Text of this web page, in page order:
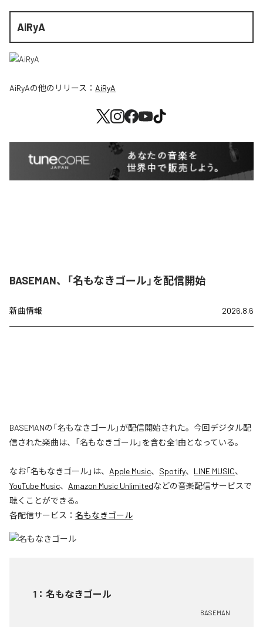
AiRyA
AiRyAの他のリリース： AiRyA
BASEMAN、「名もなきゴール」を配信開始
新曲情報 2026.8.6
BASEMANの「名もなきゴール」が配信開始された。今回デジタル配
信された楽曲は、「名もなきゴール」を含む全1曲となっている。
なお「名もなきゴール」は、 Apple Music、 Spotify、 LINE MUSIC、
YouTube Music、 Amazon Music Unlimitedなどの音楽配信サービスで
聴くことができる。
各配信サービス： 名もなきゴール
1 ： 名もなきゴール
BASEMAN